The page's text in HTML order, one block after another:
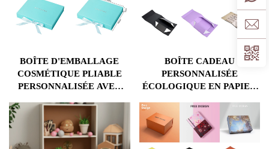
LOGO
BOÎTE D'EMBALLAGE
COSMÉTIQUE PLIABLE
PERSONNALISÉE AVEC
ÉPONGE INTÉGRÉ, À
FERMETURE
MAGNÉTIQUE
BOÎTE CADEAU
PERSONNALISÉE
ÉCOLOGIQUE EN PAPIER
FERMETURE
MAGNÉTIQUE